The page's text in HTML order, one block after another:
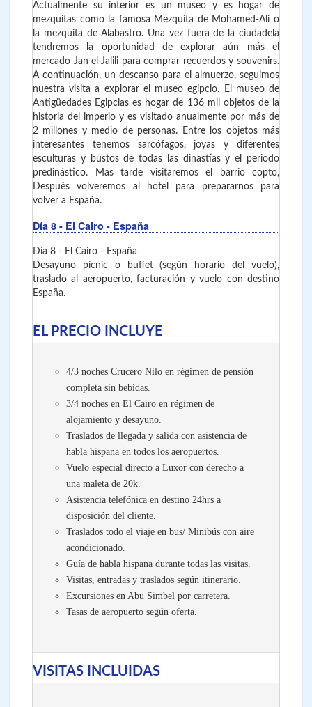
Actualmente su interior es un museo y es hogar de
mezquitas como la famosa Mezquita de Mohamed-Ali o
la mezquita de Alabastro. Una vez fuera de la ciudadela
tendremos la oportunidad de explorar aún más el
mercado Jan el-Jalili para comprar recuerdos y souvenirs.
A continuación, un descanso para el almuerzo, seguimos
nuestra visita a explorar el museo egipcio. El museo de
Antigüedades Egipcias es hogar de 136 mil objetos de la
historia del imperio y es visitado anualmente por más de
2 millones y medio de personas. Entre los objetos más
interesantes tenemos sarcófagos, joyas y diferentes
esculturas y bustos de todas las dinastías y el periodo
predinástico. Mas tarde visitaremos el barrio copto,
Después volveremos al hotel para prepararnos para
volver a España.
Día 8 - El Cairo - España
Día 8 - El Cairo - España
Desayuno pícnic o buffet (según horario del vuelo),
traslado al aeropuerto, facturación y vuelo con destino
España.
EL PRECIO INCLUYE
4/3 noches Crucero Nilo en régimen de pensión
completa sin bebidas.
3/4 noches en El Cairo en régimen de
alojamiento y desayuno.
Traslados de llegada y salida con asistencia de
habla hispana en todos los aeropuertos.
Vuelo especial directo a Luxor con derecho a
una maleta de 20k.
Asistencia telefónica en destino 24hrs a
disposición del cliente.
Traslados todo el viaje en bus/ Minibús con aire
acondicionado.
Guía de habla hispana durante todas las visitas.
Visitas, entradas y traslados según itinerario.
Excursiones en Abu Simbel por carretera.
Tasas de aeropuerto según oferta.
VISITAS INCLUIDAS